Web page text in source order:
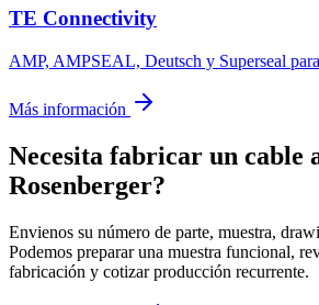
TE Connectivity
AMP, AMPSEAL, Deutsch y Superseal
Más información
Necesita fabricar un cable
Rosenberger?
Envienos su número de parte, muestra,
Podemos preparar una muestra funcional,
fabricación y cotizar producción recurrente.